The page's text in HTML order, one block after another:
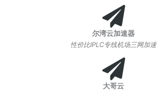
尔湾云加速器
性价比IPLC专线机场三网加速
大哥云